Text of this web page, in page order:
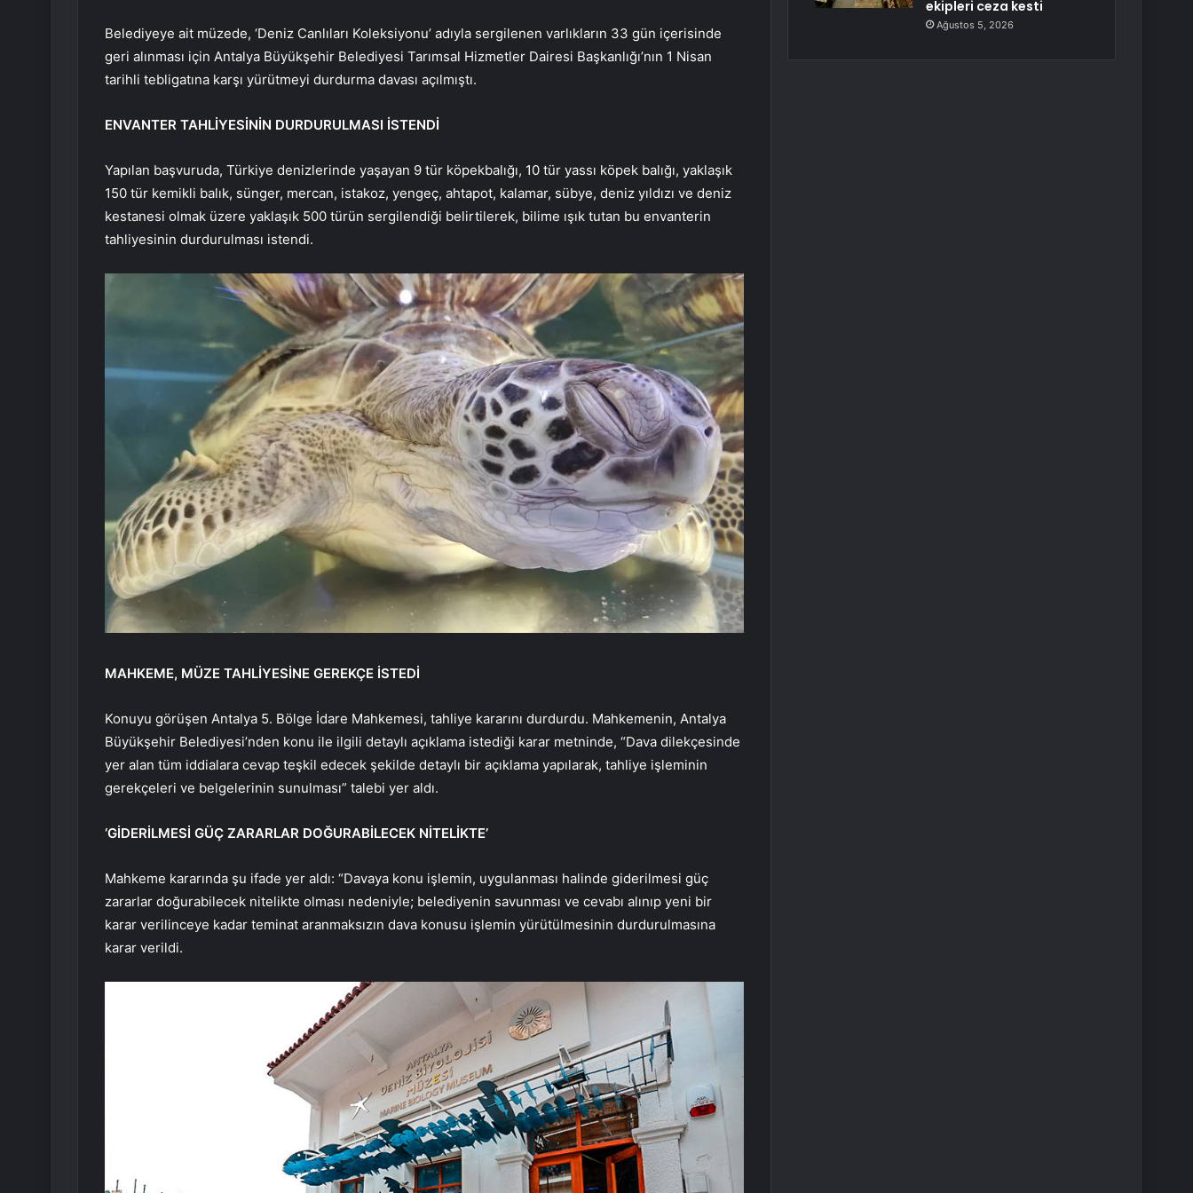
Belediyeye ait müzede, ‘Deniz Canlıları Koleksiyonu’ adıyla sergilenen varlıkların 33 gün içerisinde
geri alınması için Antalya Büyükşehir Belediyesi Tarımsal Hizmetler Dairesi Başkanlığı’nın 1 Nisan
tarihli tebligatına karşı yürütmeyi durdurma davası açılmıştı.
ENVANTER TAHLİYESİNİN DURDURULMASI İSTENDİ
Yapılan başvuruda, Türkiye denizlerinde yaşayan 9 tür köpekbalığı, 10 tür yassı köpek balığı, yaklaşık
150 tür kemikli balık, sünger, mercan, istakoz, yengeç, ahtapot, kalamar, sübye, deniz yıldızı ve deniz
kestanesi olmak üzere yaklaşık 500 türün sergilendiği belirtilerek, bilime ışık tutan bu envanterin
tahliyesinin durdurulması istendi.
MAHKEME, MÜZE TAHLİYESİNE GEREKÇE İSTEDİ
Konuyu görüşen Antalya 5. Bölge İdare Mahkemesi, tahliye kararını durdurdu. Mahkemenin, Antalya
Büyükşehir Belediyesi’nden konu ile ilgili detaylı açıklama istediği karar metninde, “Dava dilekçesinde
yer alan tüm iddialara cevap teşkil edecek şekilde detaylı bir açıklama yapılarak, tahliye işleminin
gerekçeleri ve belgelerinin sunulması” talebi yer aldı.
‘GİDERİLMESİ GÜÇ ZARARLAR DOĞURABİLECEK NİTELİKTE’
Mahkeme kararında şu ifade yer aldı: “Davaya konu işlemin, uygulanması halinde giderilmesi güç
zararlar doğurabilecek nitelikte olması nedeniyle; belediyenin savunması ve cevabı alınıp yeni bir
karar verilinceye kadar teminat aranmaksızın dava konusu işlemin yürütülmesinin durdurulmasına
karar verildi.
ekipleri ceza kesti
Ağustos 5, 2026